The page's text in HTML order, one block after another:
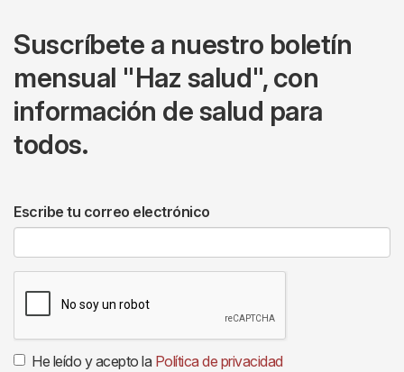
Suscríbete a nuestro boletín
mensual "Haz salud", con
información de salud para
todos.
Escribe tu correo electrónico
He leído y acepto la Política de privacidad